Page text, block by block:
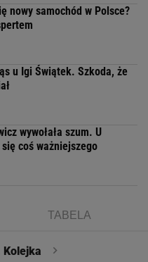
nowy samochód w Polsce?
u Igi Świątek. Szkoda, że
wywołała szum. U
coś ważniejszego
TABELA
Kolejka